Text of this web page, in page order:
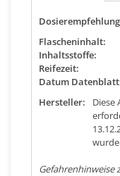
Flascheninhalt:
Inhaltsstoffe:
Reifezeit:
Datum
Hersteller:
Diese
Gefahrenhinweise